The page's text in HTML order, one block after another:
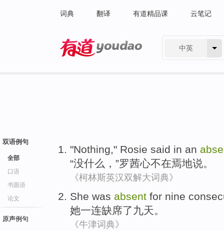
词典 翻译 有道精品课 云笔记
中英
双语例句
全部
口语
书面语
论文
原声例句
"Nothing," Rosie said in an
“没什么 ，”罗茜心不在焉地说。
《柯林斯英汉双解大词典》
She was absent for nine
她一连缺席了 九天。
《牛津词典》